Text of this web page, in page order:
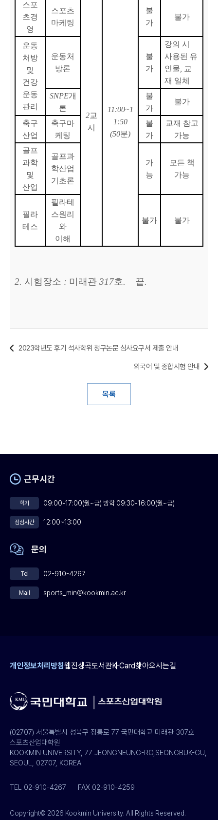
스포
츠경
영
스포츠
마케팅
2교
시
11:00~1
1:50
(50분)
불
가
불가
운동
처방
및
건강
운동
관리
운동처
방론
불
가
강의 시
사용된 유
인물
교
재 일체
SNPE개
론
불
가
불가
축구
산업
축구마
케팅
불
가
교재 참고
가능
골프
과학
및
산업
골프과
학산업
기초론
가
능
모든 책
가능
필라
테스
필라테
스원리
와
이해
불가 불가
2. 시험장소 : 미래관 317호. 끝.
2023학년도 후기 석사학위 청구논문 심사요구서 제출 안내
목록
외국어 및 종합시험 안내
개인정보처리방침웹진성곡도서관K-Card찾아오시는길
(02707) 서울특별시 성북구 정릉로 77 국민대학교 미래관 307호
스포츠산업대학원
KOOKMIN UNIVERSITY, 77 JEONGNEUNG-RO,SEONGBUK-GU,
SEOUL, 02707, KOREA
TEL 02-910-4267 FAX 02-910-4259
Copyright© 2026 Kookmin University. All Rights Reserved.
근무시간
학기 09:00-17:00(월~금) 방학 09:30-16:00(월~금)
점심시간 12:00~13:00
문의
Tel 02-910-4267
Mail sports_min@kookmin.ac.kr